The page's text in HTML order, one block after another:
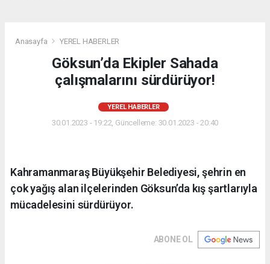
Anasayfa YEREL HABERLER
Göksun’da Ekipler Sahada
çalışmalarını sürdürüyor!
YEREL HABERLER
30.01.2023 - 19:22, Güncelleme: 30.01.2023 - 20:40
Kahramanmaraş Büyükşehir Belediyesi, şehrin en
çok yağış alan ilçelerinden Göksun’da kış şartlarıyla
mücadelesini sürdürüyor.
ABONE OL